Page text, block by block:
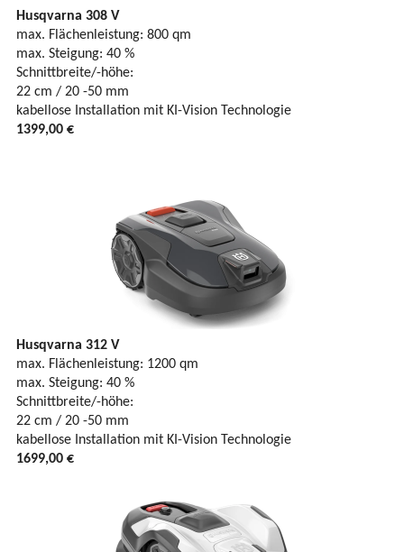
Husqvarna 308 V
max. Flächenleistung: 800 qm
max. Steigung: 40 %
Schnittbreite/-höhe:
22 cm / 20 -50 mm
kabellose Installation mit KI-Vision Technologie
1399,00 €
Husqvarna 312 V
max. Flächenleistung: 1200 qm
max. Steigung: 40 %
Schnittbreite/-höhe:
22 cm / 20 -50 mm
kabellose Installation mit KI-Vision Technologie
1699,00 €